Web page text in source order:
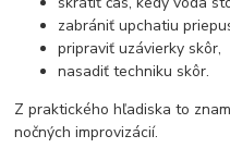
zabrániť upchatiu
pripraviť uzávierky skôr,
nasadiť techniku skôr.
Z praktického hľadiska to
nočných improvizácií.